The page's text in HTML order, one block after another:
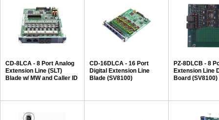
CD-8LCA - 8 Port Analog
Extension Line (SLT)
Blade w/ MW and Caller ID
CD-16DLCA - 16 Port
Digital Extension Line
Blade (SV8100)
PZ-8DLCB - 8
Extension Line
Board (SV8100)